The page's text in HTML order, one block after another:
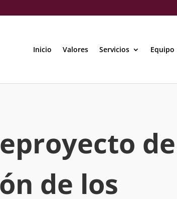
Inicio Valores Servicios Equipo
de
de los